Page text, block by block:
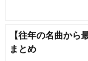
【往年の名曲から
まとめ